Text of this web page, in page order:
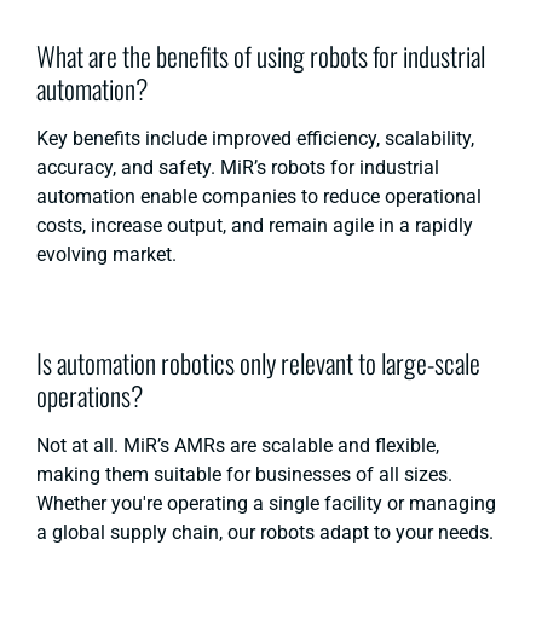
What are the benefits of using robots for industrial
automation?
Key benefits include improved efficiency, scalability,
accuracy, and safety. MiR’s robots for industrial
automation enable companies to reduce operational
costs, increase output, and remain agile in a rapidly
evolving market.
Is automation robotics only relevant to large-scale
operations?
Not at all. MiR’s AMRs are scalable and flexible,
making them suitable for businesses of all sizes.
Whether you're operating a single facility or managing
a global supply chain, our robots adapt to your needs.